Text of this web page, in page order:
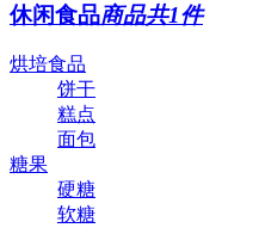
休闲食品商品共1件
烘培食品
饼干
糕点
面包
糖果
硬糖
软糖